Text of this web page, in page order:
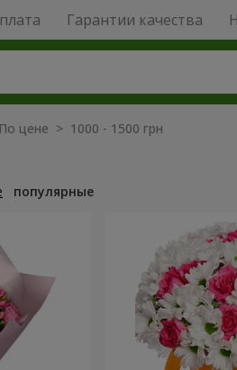
Гарантии качества
цене > 1000 - 1500 грн
популярные